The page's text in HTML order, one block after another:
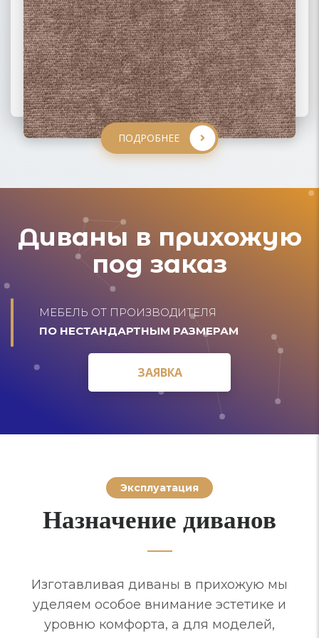
ПОДРОБНЕЕ
ПОДРОБНЕЕ
ПОДРОБНЕЕ
ПОДРОБНЕЕ
Диваны в прихожую
под заказ
МЕБЕЛЬ ОТ ПРОИЗВОДИТЕЛЯ
ПО НЕСТАНДАРТНЫМ РАЗМЕРАМ
ЗАЯВКА
ЗАЯВКА
Эксплуатация
Назначение диванов
Изготавливая диваны в прихожую мы
уделяем особое внимание эстетике и
уровню комфорта, а для моделей,